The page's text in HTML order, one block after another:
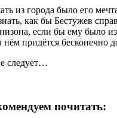
из города было его
как бы Бестужев
если бы ему было
нём придётся бесконечно
следует…
почитать: